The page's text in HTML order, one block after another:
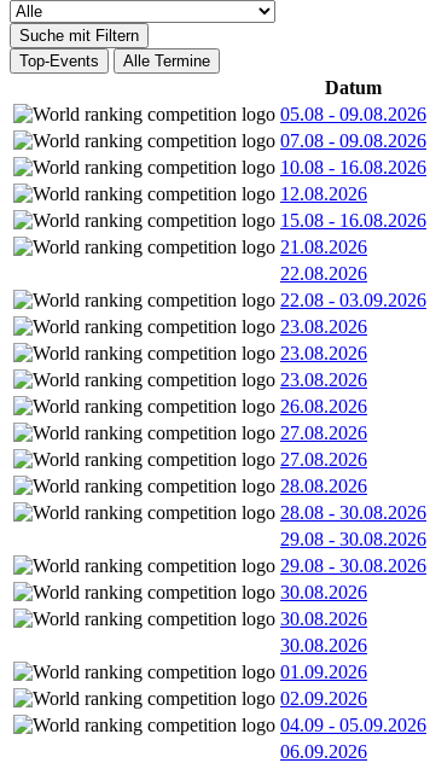
Suche mit Filtern
Top-Events
Alle Termine
Datum
05.08 - 09.08.2026
07.08 - 09.08.2026
10.08 - 16.08.2026
12.08.2026
15.08 - 16.08.2026
21.08.2026
22.08.2026
22.08 - 03.09.2026
23.08.2026
23.08.2026
23.08.2026
26.08.2026
27.08.2026
27.08.2026
28.08.2026
28.08 - 30.08.2026
29.08 - 30.08.2026
29.08 - 30.08.2026
30.08.2026
30.08.2026
30.08.2026
01.09.2026
02.09.2026
04.09 - 05.09.2026
06.09.2026